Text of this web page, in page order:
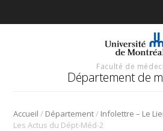
Faculté de
Département de
Accueil / Département/ Infolettre – Le
Les Actus du Dépt-Méd-2